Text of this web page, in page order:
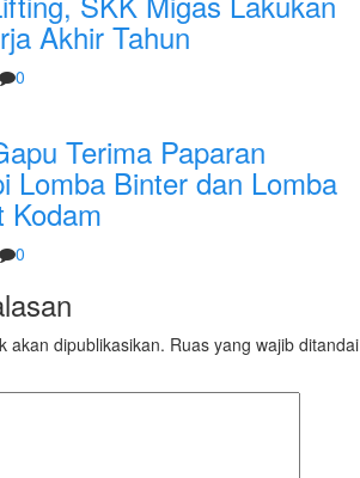
Akhir Tahun
0
Terima Paparan
Lomba Binter dan Lomba
Kodam
0
akan dipublikasikan. Ruas yang wajib ditandai